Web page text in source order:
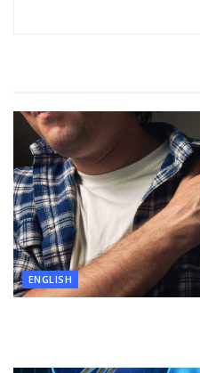
ENGLISH